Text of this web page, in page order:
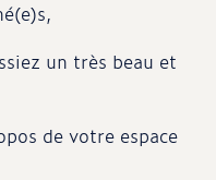
un très beau et
de votre espace